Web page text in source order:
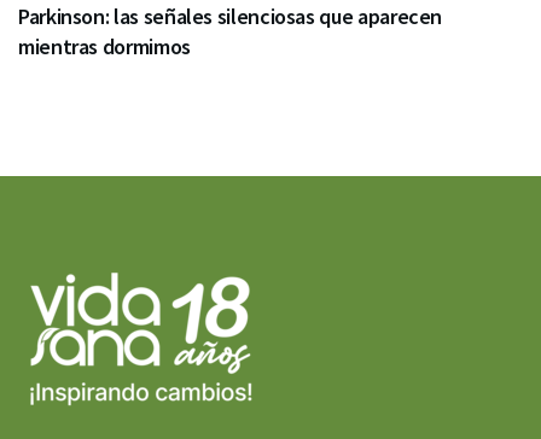
Parkinson: las señales silenciosas que aparecen
mientras dormimos